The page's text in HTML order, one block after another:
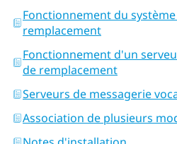
Fonctionnement du
remplacement
Fonctionnement d'un
de remplacement
Serveurs de messagerie
Association de plusieurs